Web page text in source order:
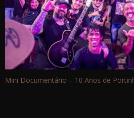
Mini Documentário – 10 Anos de